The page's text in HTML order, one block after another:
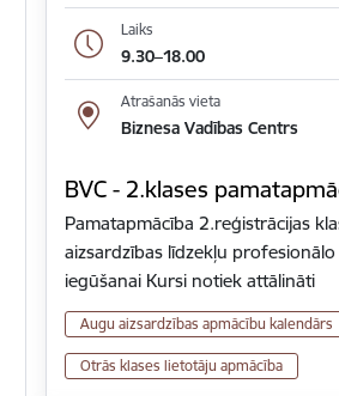
Laiks
9.30–18.00
Atrašanās vieta
Biznesa Vadības Centrs
BVC - 2.klases
Pamatapmācība 2.reģistrācijas
aizsardzības līdzekļu
iegūšanai Kursi notiek attālināti
Augu aizsardzības apmācību kalendārs
Otrās klases lietotāju apmācība